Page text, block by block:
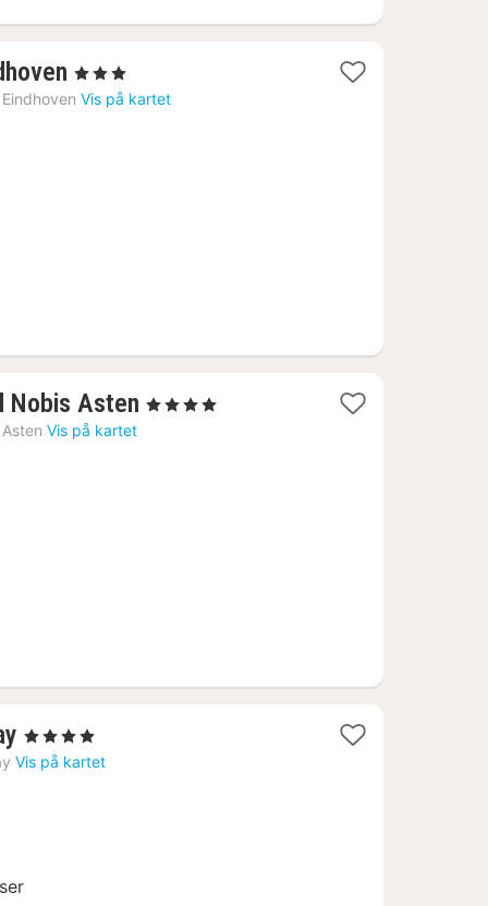
1
natt
, 3 Stjerner
Eindhoven Vis på kartet
Nobis Asten 1
, 4 Stjerner
Asten Vis på kartet
2
netter
, 4 Stjerner
Vis på kartet